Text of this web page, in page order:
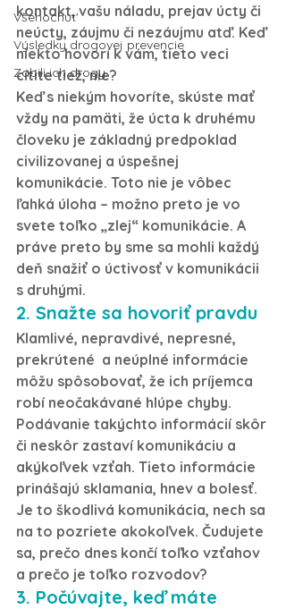
Všehochut'
Výsledky drogovej prevencie
Zabili ich drogy
kontakt, vašu náladu, prejav úcty či
neúcty, záujmu či nezáujmu atď. Keď
niekto hovorí k vám, tieto veci
cítite tiež, nie?
Keď s niekým hovoríte, skúste mať
vždy na pamäti, že úcta k druhému
človeku je základný predpoklad
civilizovanej a úspešnej
komunikácie. Toto nie je vôbec
ľahká úloha – možno preto je vo
svete toľko „zlej“ komunikácie. A
práve preto by sme sa mohli každý
deň snažiť o úctivosť v komunikácii
s druhými.
2. Snažte sa hovoriť pravdu
Klamlivé, nepravdivé, nepresné,
prekrútené  a neúplné informácie
môžu spôsobovať, že ich príjemca
robí neočakávané hlúpe chyby.
Podávanie takýchto informácií skôr
či neskôr zastaví komunikáciu a
akýkoľvek vzťah. Tieto informácie
prinášajú sklamania, hnev a bolesť.
Je to škodlivá komunikácia, nech sa
na to pozriete akokoľvek. Čudujete
sa, prečo dnes končí toľko vzťahov
a prečo je toľko rozvodov?
3. Počúvajte, keď máte